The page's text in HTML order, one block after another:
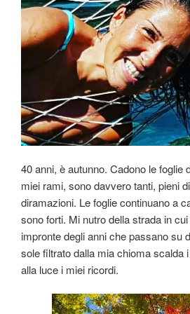
40 anni, è autunno. Cadono le
miei rami, sono davvero tanti, pieni
diramazioni. Le foglie continuano a
sono forti. Mi nutro della strada in
impronte degli anni che passano su
sole filtrato dalla mia chioma scalda
alla luce i miei ricordi.